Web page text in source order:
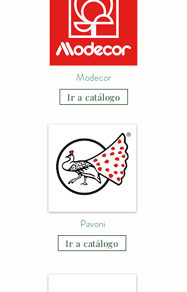
Modecor
Ir a catálogo
Pavoni
Ir a catálogo